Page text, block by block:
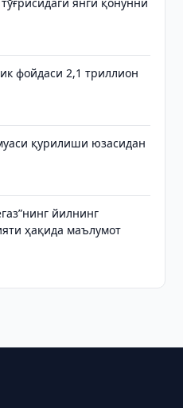
фойдаси 2,1 триллион
қурилиши юзасидан
йилнинг
ҳақида маълумот